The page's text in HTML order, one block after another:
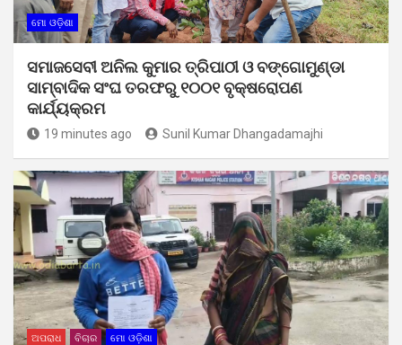
ମୋ ଓଡ଼ିଶା
ସମାଜସେବୀ ଅନିଲ କୁମାର ତ୍ରିପାଠୀ ଓ ବଙ୍ଗୋମୁଣ୍ଡା
ସାମ୍ବାଦିକ ସଂଘ ତରଫରୁ ୧୦୦୧ ବୃକ୍ଷରୋପଣ
କାର୍ଯ୍ୟକ୍ରମ
19 minutes ago Sunil Kumar Dhangadamajhi
ଅପରାଧ ବିଚାର ମୋ ଓଡ଼ିଶା